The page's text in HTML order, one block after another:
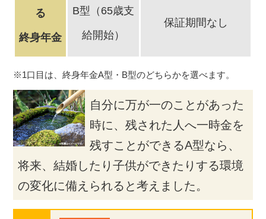
る
終身年金
B型（65歳支
給開始）
保証期間なし
※1口目は、終身年金A型・B型のどちらかを選べます。
自分に万が一のことがあった
時に、残された人へ一時金を
残すことができるA型なら、
将来、結婚したり子供ができたりする環境
の変化に備えられると考えました。